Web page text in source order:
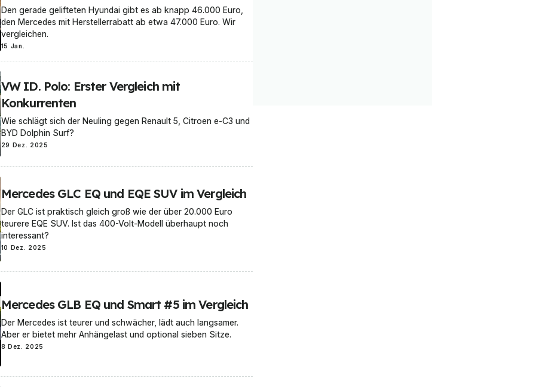
Den gerade gelifteten Hyundai gibt es ab knapp 46.000 Euro,
den Mercedes mit Herstellerrabatt ab etwa 47.000 Euro. Wir
vergleichen.
15 Jan.
VW ID. Polo: Erster Vergleich mit
Konkurrenten
Wie schlägt sich der Neuling gegen Renault 5, Citroen e-C3 und
BYD Dolphin Surf?
29 Dez. 2025
Mercedes GLC EQ und EQE SUV im Vergleich
Der GLC ist praktisch gleich groß wie der über 20.000 Euro
teurere EQE SUV. Ist das 400-Volt-Modell überhaupt noch
interessant?
10 Dez. 2025
Mercedes GLB EQ und Smart #5 im Vergleich
Der Mercedes ist teurer und schwächer, lädt auch langsamer.
Aber er bietet mehr Anhängelast und optional sieben Sitze.
8 Dez. 2025